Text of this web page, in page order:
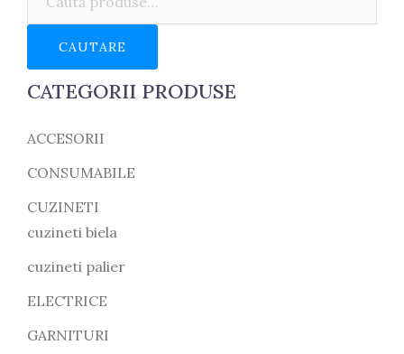
CAUTARE
CATEGORII PRODUSE
ACCESORII
CONSUMABILE
CUZINETI
cuzineti biela
cuzineti palier
ELECTRICE
GARNITURI